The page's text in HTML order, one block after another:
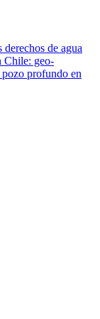
de agua
Chile: geo-
pozo profundo en